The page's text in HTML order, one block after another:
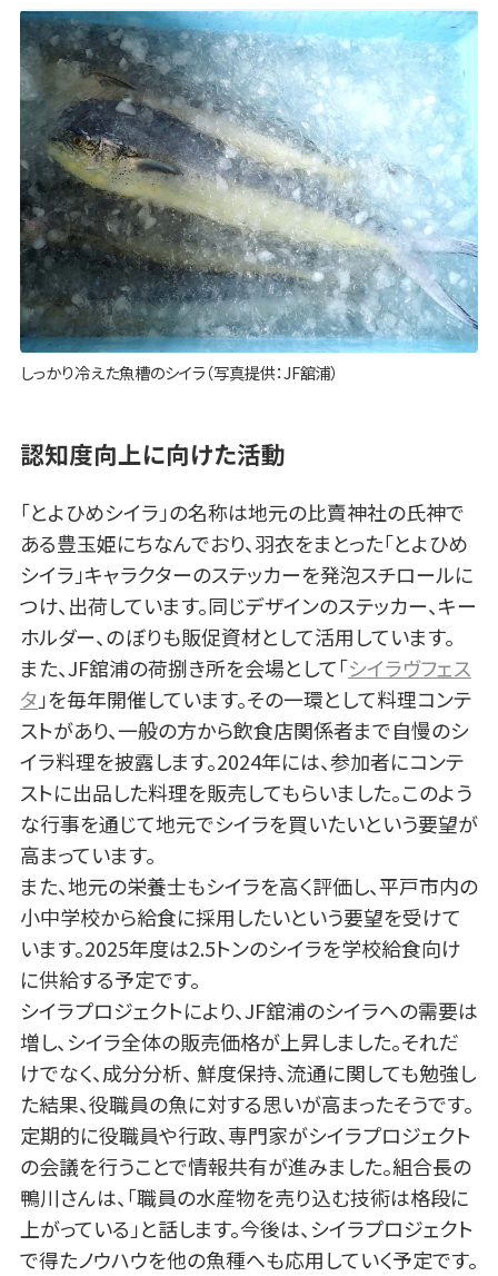
しっかり冷えた魚槽のシイラ（写真提供：JF舘浦）
認知度向上に向けた活動
「とよひめシイラ」の名称は地元の比賣神社の氏神で
ある豊玉姫にちなんでおり、羽衣をまとった「とよひめ
シイラ」キャラクターのステッカーを発泡スチロールに
つけ、出荷しています。同じデザインのステッカー、キー
ホルダー、のぼりも販促資材として活用しています。
また、JF舘浦の荷捌き所を会場として「シイラヴフェス
タ 」を毎年開催しています。その一環として料理コンテ
ストがあり、一般の方から飲食店関係者まで自慢のシ
イラ料理を披露します。2024年には、参加者にコンテ
ストに出品した料理を販売してもらいました。このよう
な行事を通じて地元でシイラを買いたいという要望が
高まっています。
また、地元の栄養士もシイラを高く評価し、平戸市内の
小中学校から給食に採用したいという要望を受けて
います。2025年度は2.5トンのシイラを学校給食向け
に供給する予定です。
シイラプロジェクトにより、JF舘浦のシイラへの需要は
増し、シイラ全体の販売価格が上昇しました。それだ
けでなく、成分分析、 鮮度保持、流通に関しても勉強し
た結果、役職員の魚に対する思いが高まったそうです。
定期的に役職員や行政、専門家がシイラプロジェクト
の会議を行うことで情報共有が進みました。組合長の
鴨川さんは、「職員の水産物を売り込む技術は格段に
上がっている」と話します。今後は、シイラプロジェクト
で得たノウハウを他の魚種へも応用していく予定です。